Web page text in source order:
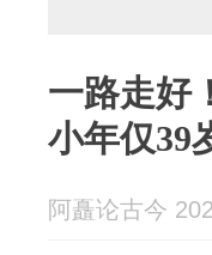
一路走好
小年仅39
阿矗论古今